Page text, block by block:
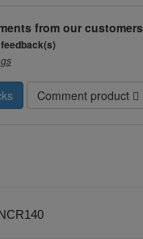
from our customers
Comment product